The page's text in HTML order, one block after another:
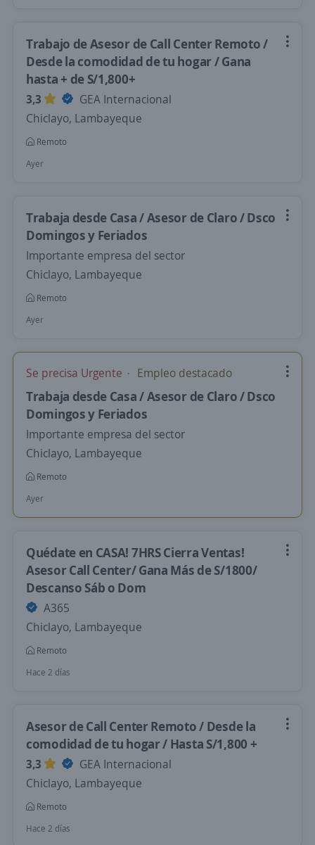
Trabajo de Asesor de Call Center Remoto /
Desde la comodidad de tu hogar / Gana
hasta + de S/1,800+
3,3
GEA Internacional
Chiclayo, Lambayeque
Remoto
Ayer
Trabaja desde Casa / Asesor de Claro / Dsco
Domingos y Feriados
Importante empresa del sector
Chiclayo, Lambayeque
Remoto
Ayer
Se precisa Urgente Empleo destacado
Trabaja desde Casa / Asesor de Claro / Dsco
Domingos y Feriados
Importante empresa del sector
Chiclayo, Lambayeque
Remoto
Ayer
Quédate en CASA! 7HRS Cierra Ventas!
Asesor Call Center/ Gana Más de S/1800/
Descanso Sáb o Dom
A365
Chiclayo, Lambayeque
Remoto
Hace 2 días
Asesor de Call Center Remoto / Desde la
comodidad de tu hogar / Hasta S/1,800 +
3,3
GEA Internacional
Chiclayo, Lambayeque
Remoto
Hace 2 días